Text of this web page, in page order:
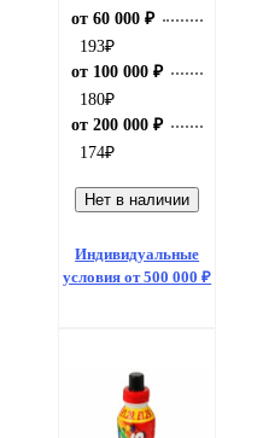
от 60 000 ₽
193₽
от 100 000 ₽
180₽
от 200 000 ₽
174₽
Нет в наличии
Индивидуальные
условия от 500 000 ₽